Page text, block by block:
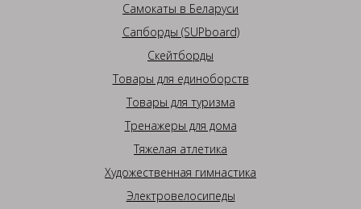
Самокаты в Беларуси
Сапборды (SUPboard)
Скейтборды
Товары для единоборств
Товары для туризма
Тренажеры для дома
Тяжелая атлетика
Художественная гимнастика
Электровелосипеды